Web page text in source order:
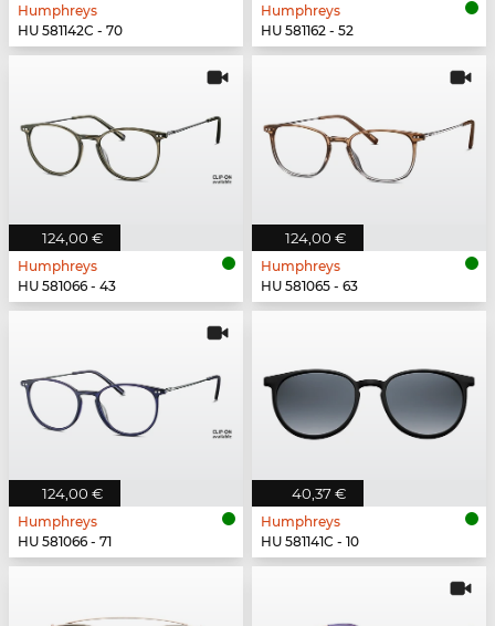
Humphreys
HU 581142C - 70
Humphreys
HU 581162 - 52
124,00 €
Humphreys
HU 581066 - 43
124,00 €
Humphreys
HU 581065 - 63
124,00 €
Humphreys
HU 581066 - 71
40,37 €
Humphreys
HU 581141C - 10